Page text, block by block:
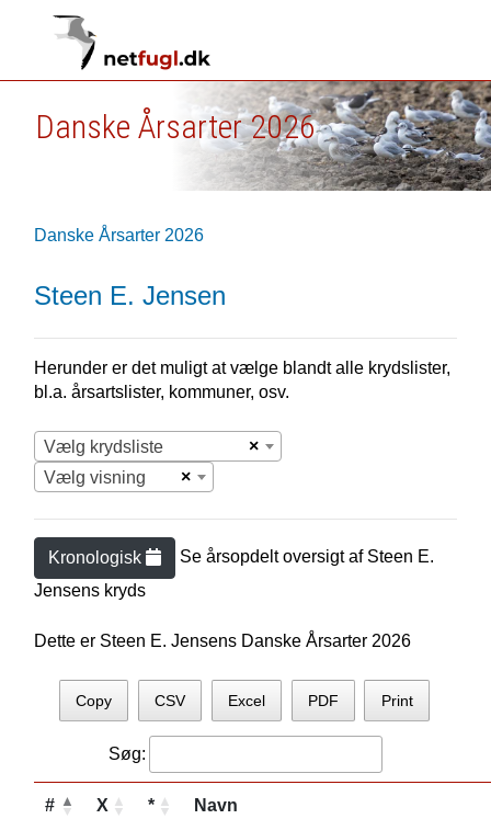
Danske Årsarter 2026
Danske Årsarter 2026
Steen E. Jensen
Herunder er det muligt at vælge blandt alle krydslister,
bl.a. årsartslister, kommuner, osv.
×
Vælg krydsliste
×
Vælg visning
Kronologisk Se årsopdelt oversigt af Steen E.
Jensens kryds
Dette er Steen E. Jensens Danske Årsarter 2026
Copy CSV Excel PDF Print
Søg:
# X * Navn